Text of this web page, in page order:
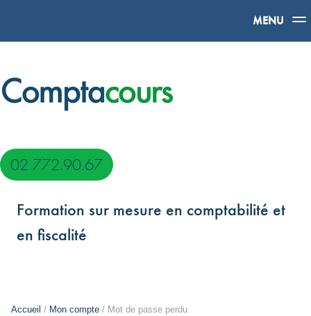
02 772.90.67
Formation sur mesure en comptabilité et
en fiscalité
MENU
Accueil / Mon compte / Mot de passe perdu